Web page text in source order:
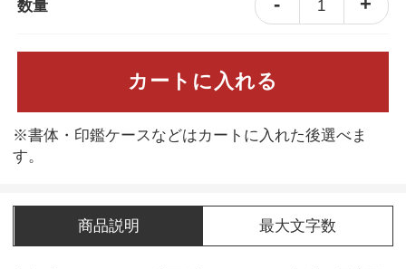
数量 1
カートに入れる
※書体・印鑑ケースなどはカートに入れた後選べま
す。
商品説明 最大文字数